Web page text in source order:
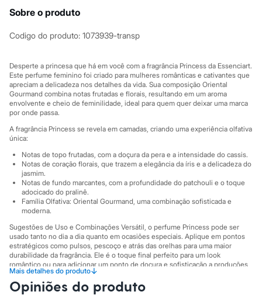
Relógios
Botas
Sandálias
Sapatilhas
Tênis
Marcas
City
Clock House
Mindset
Sawary
Yessica
Moda esportiva
Acessórios
Blusas
Calçados
Leggings
Shorts e Bermudas
Tops
Moda íntima
Calcinhas
Cintas e Modeladores
Meias
Pijamas
Sutiãs e Tops
Sobre o produto
Codigo do produto: 1073939-transp
Desperte a princesa que há em você com a fragrância Princess da Essenciart.
Este perfume feminino foi criado para mulheres românticas e cativantes que
apreciam a delicadeza nos detalhes da vida. Sua composição Oriental
Gourmand combina notas frutadas e florais, resultando em um aroma
envolvente e cheio de feminilidade, ideal para quem quer deixar uma marca
por onde passa.
A fragrância Princess se revela em camadas, criando uma experiência olfativa
única:
Notas de topo frutadas, com a doçura da pera e a intensidade do cassis.
Notas de coração florais, que trazem a elegância da íris e a delicadeza do
jasmim.
Notas de fundo marcantes, com a profundidade do patchouli e o toque
adocicado do pralinê.
Família Olfativa: Oriental Gourmand, uma combinação sofisticada e
moderna.
Sugestões de Uso e Combinações Versátil, o perfume Princess pode ser
usado tanto no dia a dia quanto em ocasiões especiais. Aplique em pontos
estratégicos como pulsos, pescoço e atrás das orelhas para uma maior
durabilidade da fragrância. Ele é o toque final perfeito para um look
romântico ou para adicionar um ponto de doçura e sofisticação a produções
mais casuais, criando sua assinatura olfativa pessoal.
A gente se encontra na C&A! ❤
Mais detalhes do produto↓
Opiniões do produto